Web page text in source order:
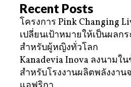
Recent Posts
โครงการ Pink Changing
เปลี่ยนเป้าหมายให้เป็นผลก
สำหรับผู้หญิงทั่วโลก
Kanadevia Inova ลงนามใ
สำหรับโรงงานผลิตพลังงา